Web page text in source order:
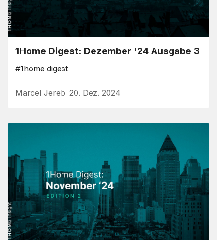
1Home Digest: Dezember '24 Ausgabe 3
#1home digest
Marcel Jereb 20. Dez. 2024